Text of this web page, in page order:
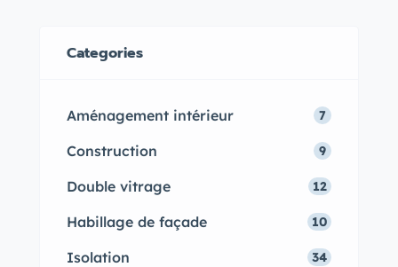
Categories
Aménagement intérieur 7
Construction 9
Double vitrage 12
Habillage de façade 10
Isolation 34